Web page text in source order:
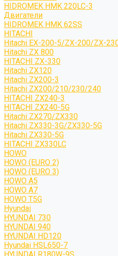
HIDROMEK HMK 220LC-3
Двигатели
HIDROMEK HMK 62SS
HITACHI
Hitachi EX-200-5/ZX-200/ZX-
Hitachi ZX 800
HITACHI ZX-330
Hitachi ZX120
Hitachi ZX200-3
Hitachi ZX200/210/230/240
HITACHI ZX240-3
HITACHI ZX240-5G
Hitachi ZX270/ZX330
Hitachi ZX330-3G/ZX330-5G
Hitachi ZX330-5G
HITACHI ZX330LC
HOWO
HOWO (EURO 2)
HOWO (EURO 3)
HOWO A5
HOWO A7
HOWO T5G
Hyundai
HYUNDAI 730
HYUNDAI 940
HYUNDAI HD120
Hyundai HSL650-7